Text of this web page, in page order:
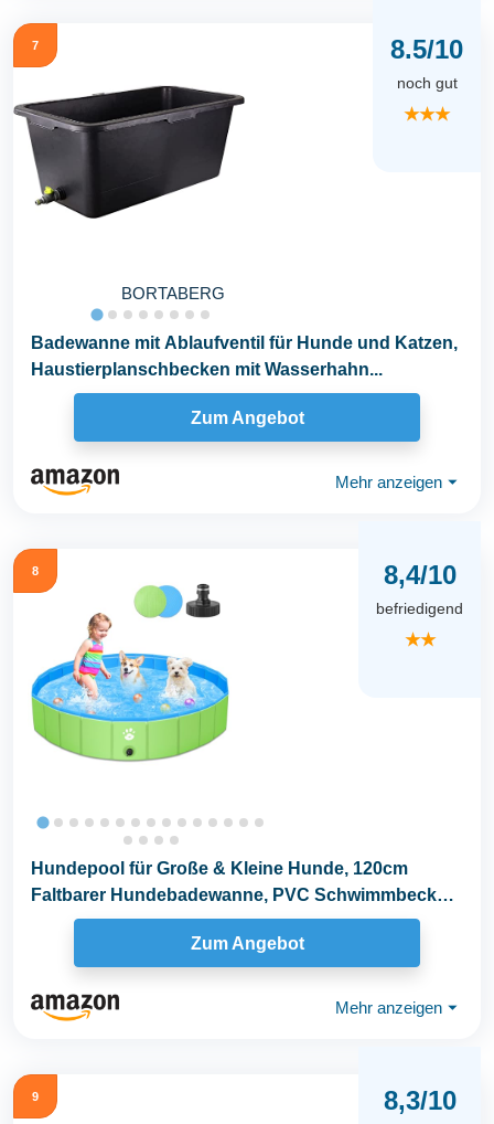
7
BORTABERG
8.5/10
noch gut
★★★
Badewanne mit Ablaufventil für Hunde und Katzen,
Haustierplanschbecken mit Wasserhahn...
Zum Angebot
Mehr anzeigen ⏷
8 8,4/10
befriedigend
★★
Hundepool für Große & Kleine Hunde, 120cm
Faltbarer Hundebadewanne, PVC Schwimmbecken
für Kinder...
Zum Angebot
Mehr anzeigen ⏷
9 8,3/10